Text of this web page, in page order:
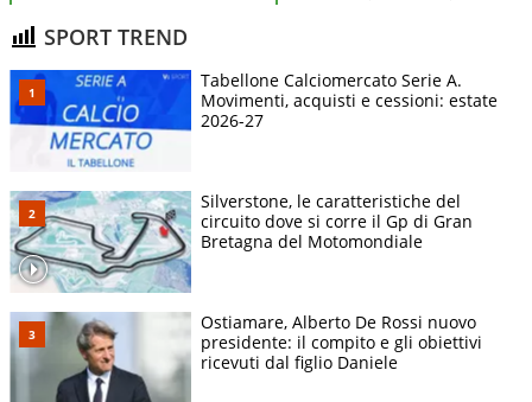
SPORT TREND
Tabellone Calciomercato Serie A.
Movimenti, acquisti e cessioni: estate
2026-27
Silverstone, le caratteristiche del
circuito dove si corre il Gp di Gran
Bretagna del Motomondiale
Ostiamare, Alberto De Rossi nuovo
presidente: il compito e gli obiettivi
ricevuti dal figlio Daniele